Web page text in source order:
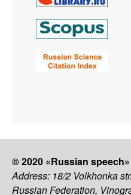
© 2020 «Russian speech»
Address: 18/2 Volkhonka
Russian Federation,